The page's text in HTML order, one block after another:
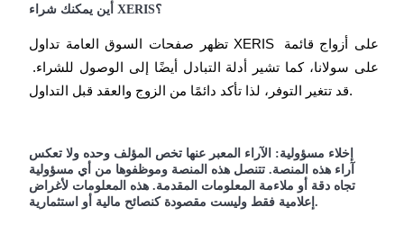
أين يمكنك شراء XERIS؟
تظهر صفحات السوق العامة تداول XERIS على أزواج قائمة
قد تتغير التوفر، لذا تأكد دائمًا من الزوج والعقد قبل التداول.
إخلاء مسؤولية: الآراء المعبر عنها تخص المؤلف وحده ولا تعكس
آراء هذه المنصة. تتنصل هذه المنصة وموظفوها من أي مسؤولية
تجاه دقة أو ملاءمة المعلومات المقدمة. هذه المعلومات لأغراض
إعلامية فقط وليست مقصودة كنصائح مالية أو استثمارية.